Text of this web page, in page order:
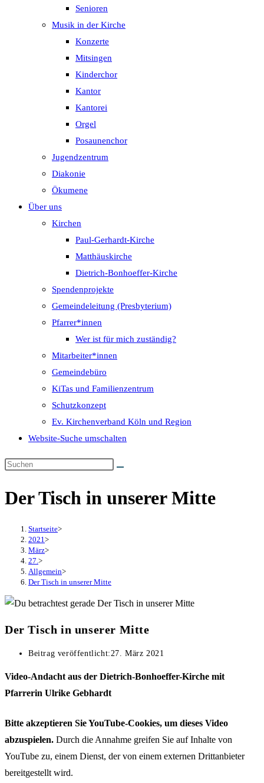
Senioren
Musik in der Kirche
Konzerte
Mitsingen
Kinderchor
Kantor
Kantorei
Orgel
Posaunenchor
Jugendzentrum
Diakonie
Ökumene
Über uns
Kirchen
Paul-Gerhardt-Kirche
Matthäuskirche
Dietrich-Bonhoeffer-Kirche
Spendenprojekte
Gemeindeleitung (Presbyterium)
Pfarrer*innen
Wer ist für mich zuständig?
Mitarbeiter*innen
Gemeindebüro
KiTas und Familienzentrum
Schutzkonzept
Ev. Kirchenverband Köln und Region
Website-Suche umschalten
Der Tisch in unserer Mitte
Startseite>
2021 >
März>
27. >
Allgemein>
Der Tisch in unserer Mitte
Der Tisch in unserer Mitte
Beitrag veröffentlicht:27. März 2021
Video-Andacht aus der Dietrich-Bonhoeffer-Kirche mit
Pfarrerin Ulrike Gebhardt
Bitte akzeptieren Sie YouTube-Cookies, um dieses Video
abzuspielen. Durch die Annahme greifen Sie auf Inhalte von
YouTube zu, einem Dienst, der von einem externen Drittanbieter
bereitgestellt wird.